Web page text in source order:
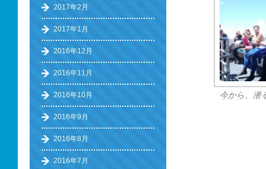
今から、潜
2017年2月
2017年1月
2016年12月
2016年11月
2016年10月
2016年9月
2016年8月
2016年7月